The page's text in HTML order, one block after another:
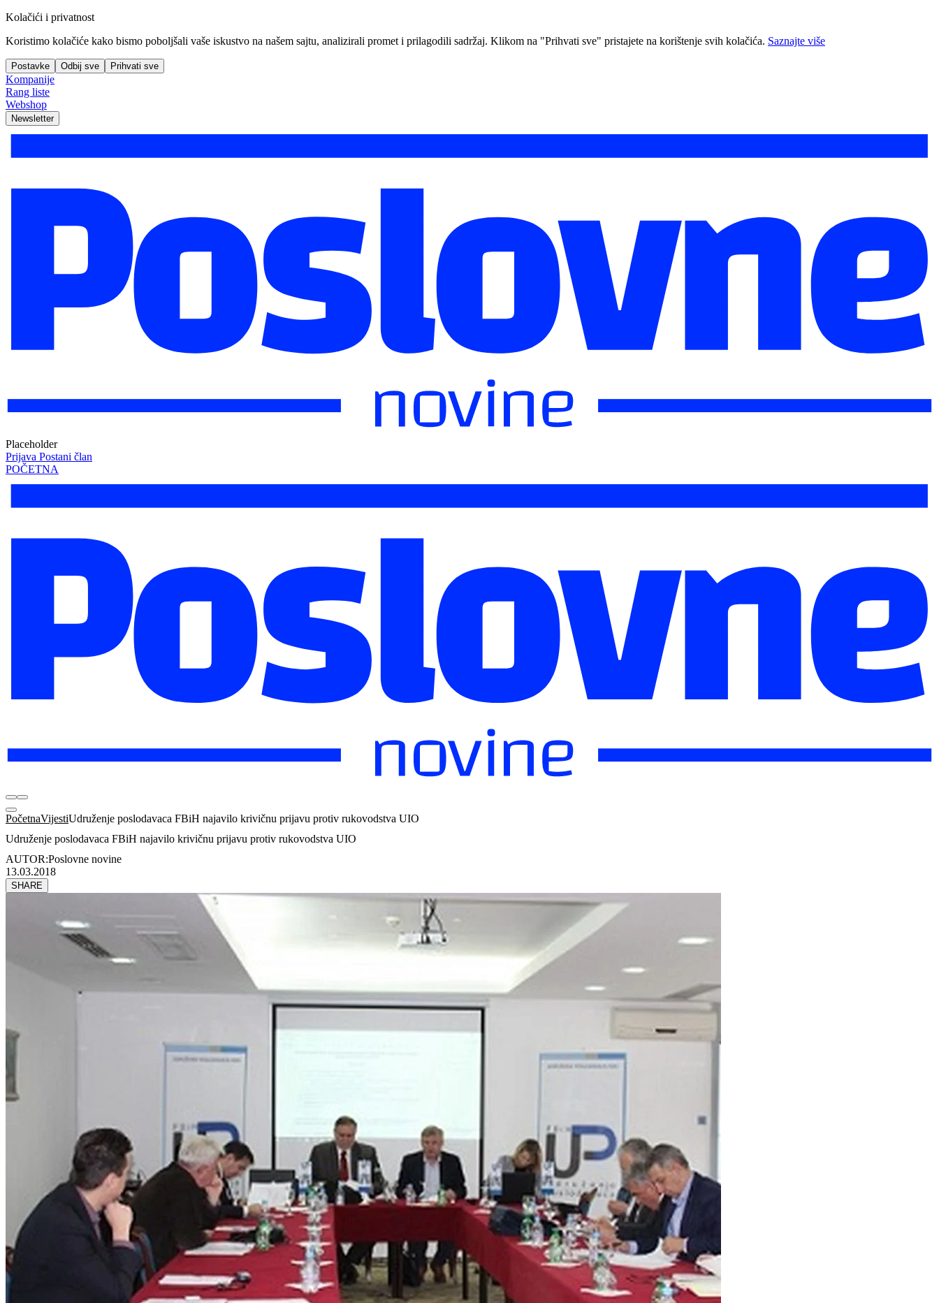
Kolačići i privatnost
Koristimo kolačiće kako bismo poboljšali vaše iskustvo na našem sajtu, analizirali promet i prilagodili sadržaj. Klikom na "Prihvati sve" pristajete na korištenje svih kolačića. Saznajte više
Postavke Odbij sve Prihvati sve
Kompanije
Rang liste
Webshop
Newsletter
Placeholder
Prijava Postani član
POČETNA
PočetnaVijestiUdruženje poslodavaca FBiH najavilo krivičnu prijavu protiv rukovodstva UIO
Udruženje poslodavaca FBiH najavilo krivičnu prijavu protiv rukovodstva UIO
AUTOR:Poslovne novine
13.03.2018
SHARE